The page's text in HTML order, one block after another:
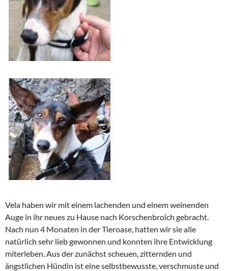
Vela haben wir mit einem lachenden und einem weinenden
Auge in ihr neues zu Hause nach Korschenbroich gebracht.
Nach nun 4 Monaten in der Tieroase, hatten wir sie alle
natürlich sehr lieb gewonnen und konnten ihre Entwicklung
miterleben. Aus der zunächst scheuen, zitternden und
ängstlichen Hündin ist eine selbstbewusste, verschmuste und